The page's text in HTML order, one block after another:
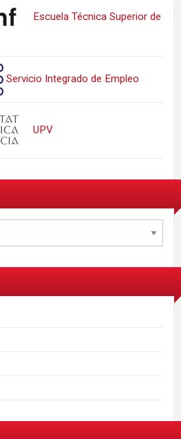
Escuela Técnica Superior de
Servicio Integrado de Empleo
UPV